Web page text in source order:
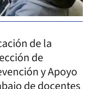
de la
de
y Apoyo